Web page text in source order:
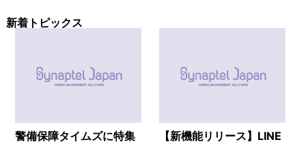
新着トピックス
警備保障タイムズに特集
【新機能リリース】LINE